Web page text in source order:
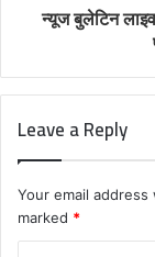
न्यूज बुलेटिन
Leave a Reply
Your email
marked *